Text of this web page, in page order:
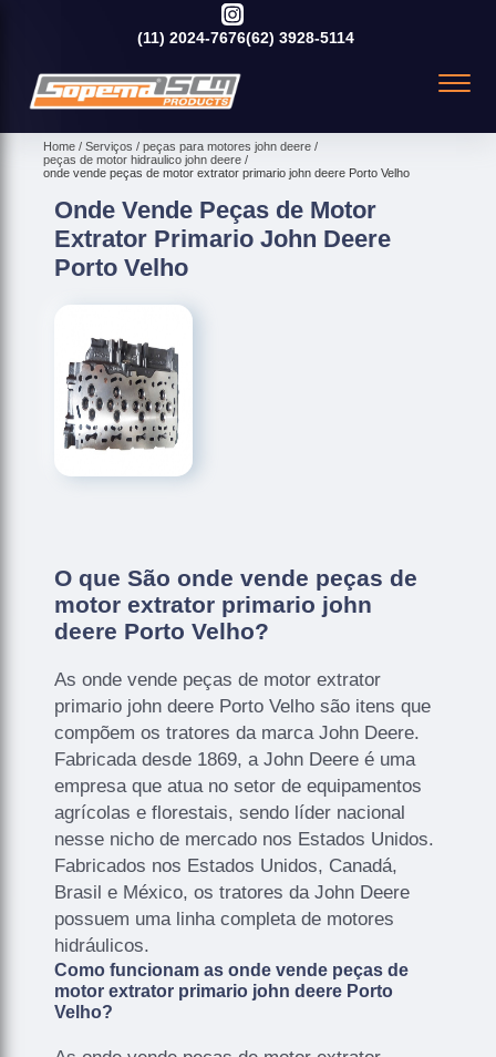
(11) 2024-7676(62) 3928-5114
Home Serviços
peças para motores john deere
peças de motor hidraulico john deere
onde vende peças de motor extrator primario john deere Porto Velho
Onde Vende Peças de Motor
Extrator Primario John Deere
Porto Velho
O que São onde vende peças de
motor extrator primario john
deere Porto Velho?
As onde vende peças de motor extrator
primario john deere Porto Velho são itens que
compõem os tratores da marca John Deere.
Fabricada desde 1869, a John Deere é uma
empresa que atua no setor de equipamentos
agrícolas e florestais, sendo líder nacional
nesse nicho de mercado nos Estados Unidos.
Fabricados nos Estados Unidos, Canadá,
Brasil e México, os tratores da John Deere
possuem uma linha completa de motores
hidráulicos.
Como funcionam as onde vende peças de
motor extrator primario john deere Porto
Velho?